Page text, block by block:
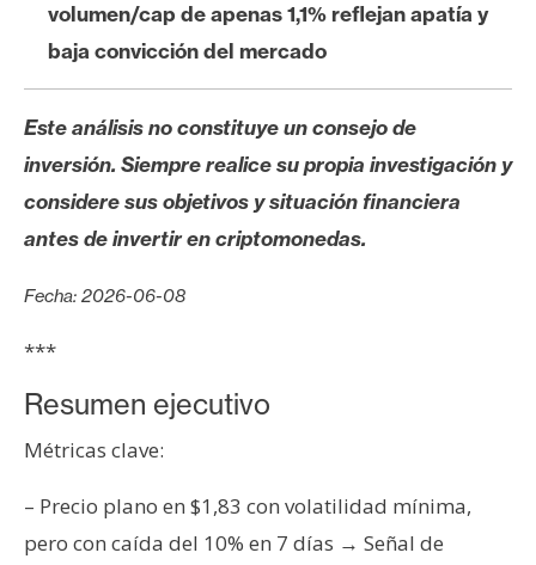
o
t
a
s
d
e
P
r
n
T
m
volumen/cap de apenas 1,1% reflejan apatía y
baja convicción del mercado
Este análisis no constituye un consejo de
inversión. Siempre realice su propia investigación y
considere sus objetivos y situación financiera
antes de invertir en criptomonedas.
Fecha: 2026-06-08
***
Resumen ejecutivo
Métricas clave:
– Precio plano en $1,83 con volatilidad mínima,
pero con caída del 10% en 7 días → Señal de